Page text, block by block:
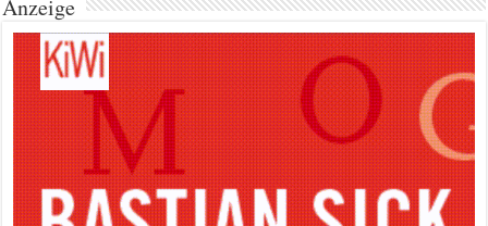
Anzeige